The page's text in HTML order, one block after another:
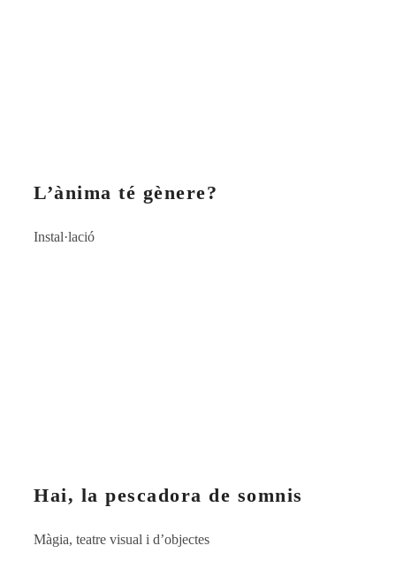
L’ànima té gènere?
Instal·lació
Hai, la pescadora de somnis
Màgia, teatre visual i d’objectes